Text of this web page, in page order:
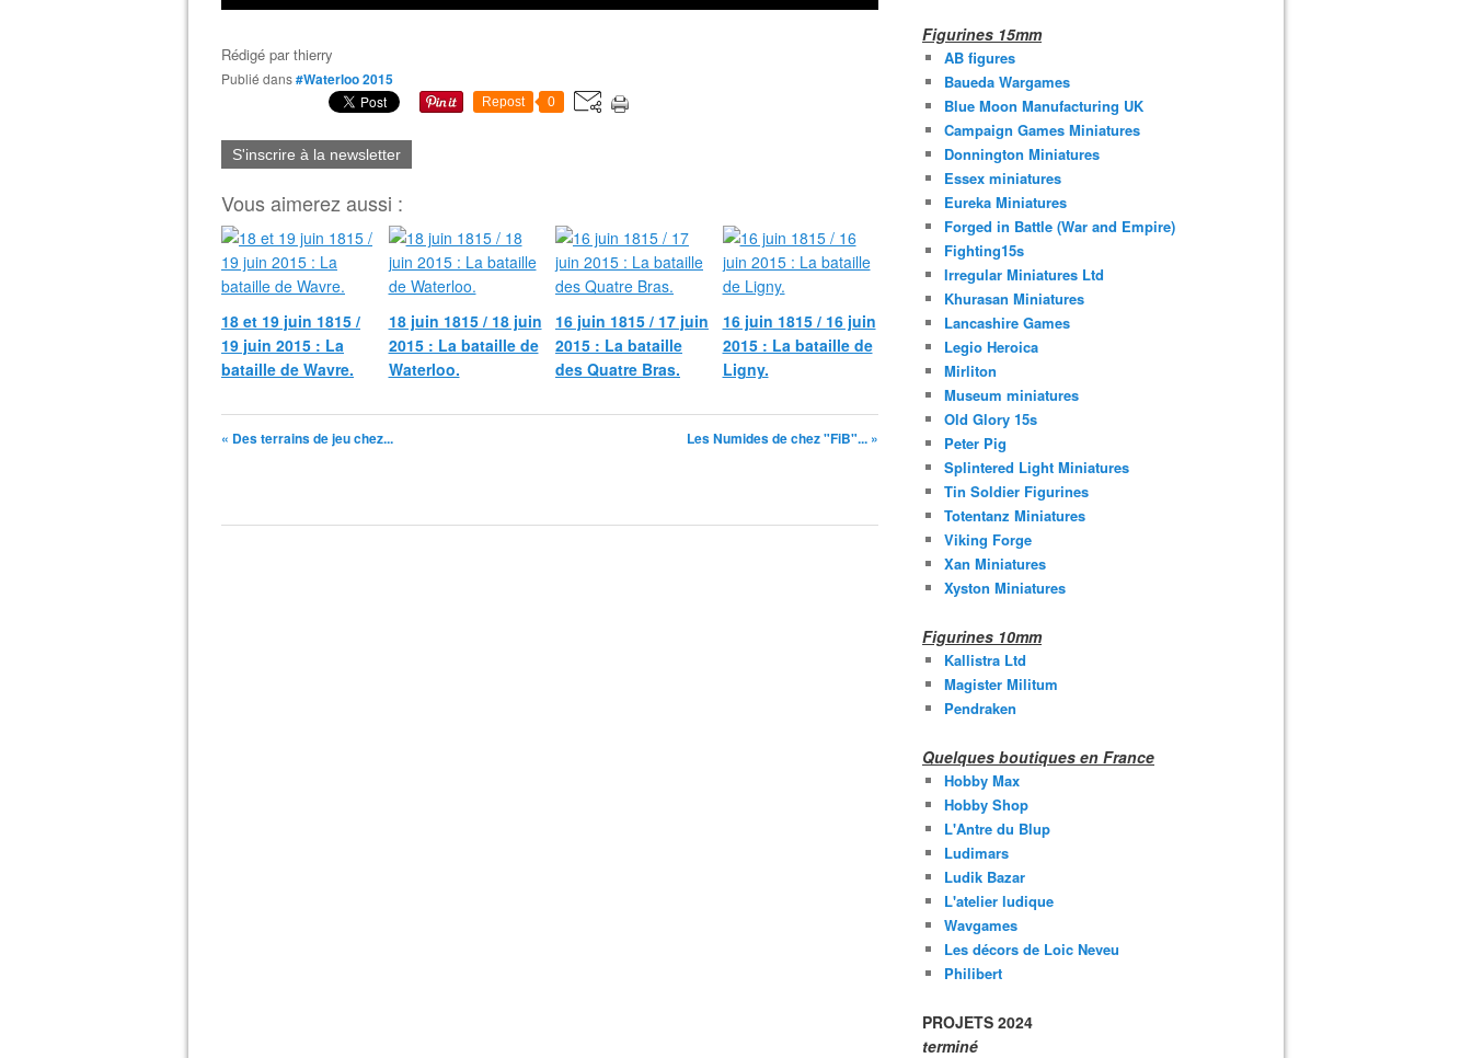
Rédigé parthierry
Publié dans#Waterloo 2015
Repost 0
S'inscrire à la newsletter
Vous aimerez aussi :
18 et 19 juin 1815 /
19 juin 2015 : La
bataille de Wavre.
18 juin 1815 / 18 juin
2015 : La bataille de
Waterloo.
16 juin 1815 / 17 juin
2015 : La bataille
des Quatre Bras.
16 juin 1815 / 16 juin
2015 : La bataille de
Ligny.
« Des terrains de jeu chez... Les Numides de chez "FiB"... »
Figurines 15mm
AB figures
Baueda Wargames
Blue Moon Manufacturing UK
Campaign Games Miniatures
Donnington Miniatures
Essex miniatures
Eureka Miniatures
Forged in Battle (War and Empire)
Fighting15s
Irregular Miniatures Ltd
Khurasan Miniatures
Lancashire Games
Legio Heroica
Mirliton
Museum miniatures
Old Glory 15s
Peter Pig
Splintered Light Miniatures
Tin Soldier Figurines
Totentanz Miniatures
Viking Forge
Xan Miniatures
Xyston Miniatures
Figurines 10mm
Kallistra Ltd
Magister Militum
Pendraken
Quelques boutiques en France
Hobby Max
Hobby Shop
L'Antre du Blup
Ludimars
Ludik Bazar
L'atelier ludique
Wavgames
Les décors de Loic Neveu
Philibert
PROJETS 2024
terminé